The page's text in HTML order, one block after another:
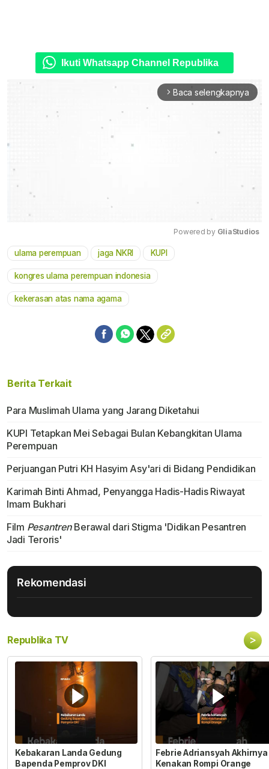
Ikuti Whatsapp Channel Republika
arrow_forward_ios Baca selengkapnya
Powered by GliaStudios
ulama perempuan jaga NKRI KUPI
kongres ulama perempuan indonesia
kekerasan atas nama agama
Berita Terkait
Para Muslimah Ulama yang Jarang Diketahui
KUPI Tetapkan Mei Sebagai Bulan Kebangkitan Ulama
Perempuan
Perjuangan Putri KH Hasyim Asy'ari di Bidang Pendidikan
Karimah Binti Ahmad, Penyangga Hadis-Hadis Riwayat
Imam Bukhari
Film PesantrenBerawal dari Stigma 'Didikan Pesantren
Jadi Teroris'
Rekomendasi
Republika TV >
Kebakaran Landa Gedung
Bapenda Pemprov DKI
Febrie Adriansyah Akhirnya
Kenakan Rompi Orange